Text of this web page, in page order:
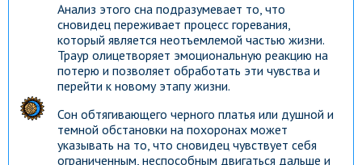
Анализ этого сна подразумевает то, что
сновидец переживает процесс горевания,
который является неотъемлемой частью жизни.
Траур олицетворяет эмоциональную реакцию на
потерю и позволяет обработать эти чувства и
перейти к новому этапу жизни.
Сон обтягивающего черного платья или душной и
темной обстановки на похоронах может
указывать на то, что сновидец чувствует себя
ограниченным, неспособным двигаться дальше и